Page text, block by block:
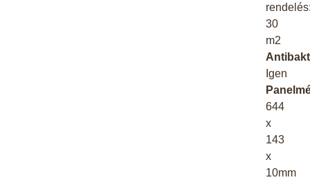
30
m2
Igen
644
x
143
x
10mm